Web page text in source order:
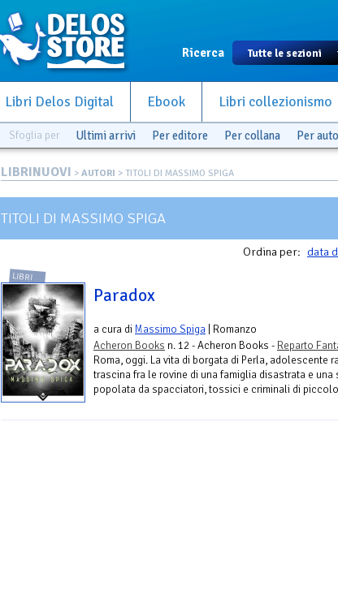
Ricerca
Libri Delos Digital Ebook Libri collezionismo
Sfoglia per Ultimi arrivi Per editore Per collana Per
LIBRINUOVI > AUTORI > TITOLI DI MASSIMO SPIGA
TITOLI DI MASSIMO SPIGA
Ordina per: data
LIBRI
Paradox
a cura di Massimo Spiga | Romanzo
Acheron Books n. 12 - Acheron Books - Reparto
Roma, oggi. La vita di borgata di Perla, adolescente
trascina fra le rovine di una famiglia disastrata e una
popolata da spacciatori, tossici e criminali di